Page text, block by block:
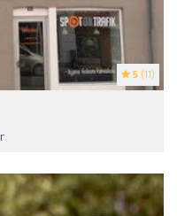
5 (11)